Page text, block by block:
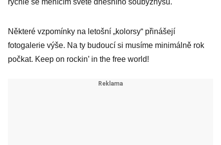
rychle se měnícím světě dnešního šoubyznysu.
Některé vzpomínky na letošní „kolorsy“ přinášejí
fotogalerie výše. Na ty budoucí si musíme minimálně rok
počkat. Keep on rockin’ in the free world!